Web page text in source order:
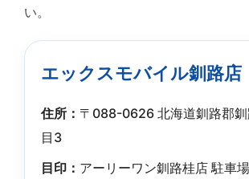
い。
エックスモバイル釧路店
住所： 〒088-0626 北海道釧路郡
目3
目印： アーリーワン釧路桂店 駐車